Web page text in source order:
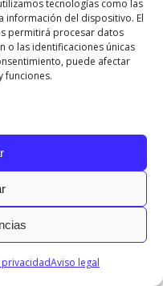
tecnologías como las
información del dispositivo. El
permitirá procesar datos
o las identificaciones únicas
puede afectar
funciones.
Aviso legal
2017